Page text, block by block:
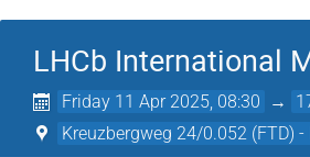
LHCb International
Friday 11 Apr 2025, 08:30 →
Kreuzbergweg 24/0.052 (FTD)